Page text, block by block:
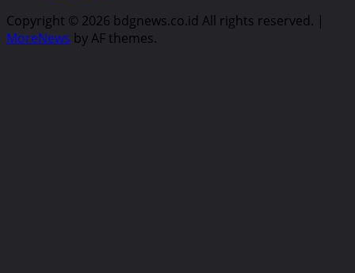
Copyright © 2026 bdgnews.co.id All rights reserved. |
MoreNews by AF themes.